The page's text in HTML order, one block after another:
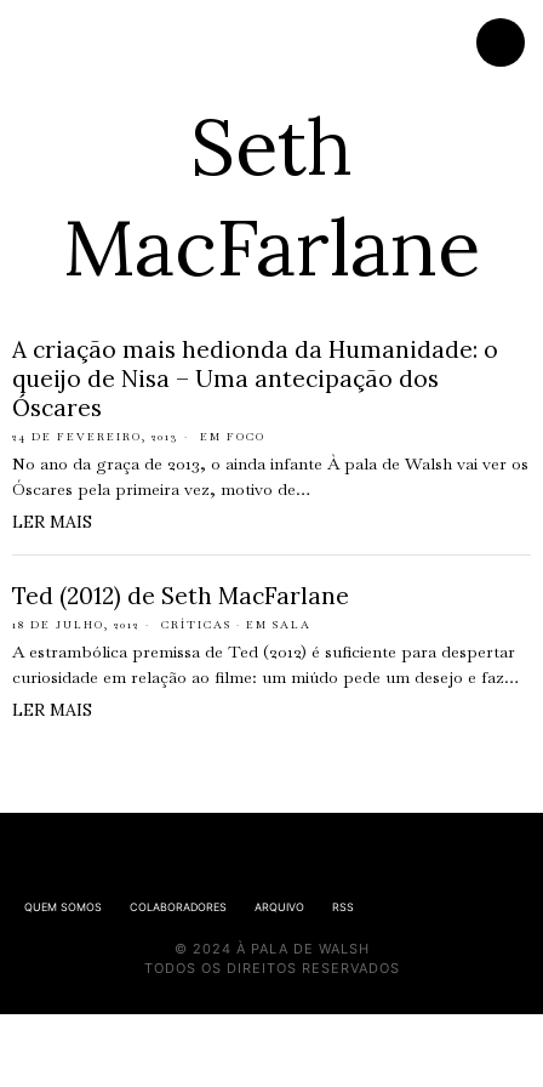
Seth
MacFarlane
A criação mais hedionda da Humanidade: o
queijo de Nisa – Uma antecipação dos
Óscares
24 DE FEVEREIRO, 2013 EM FOCO
No ano da graça de 2013, o ainda infante À pala de Walsh vai ver os
Óscares pela primeira vez, motivo de…
LER MAIS
Ted (2012) de Seth MacFarlane
18 DE JULHO, 2012 CRÍTICAS · EM SALA
A estrambólica premissa de Ted (2012) é suficiente para despertar
curiosidade em relação ao filme: um miúdo pede um desejo e faz…
LER MAIS
QUEM SOMOS COLABORADORES ARQUIVO RSS
© 2024 À PALA DE WALSH
TODOS OS DIREITOS RESERVADOS